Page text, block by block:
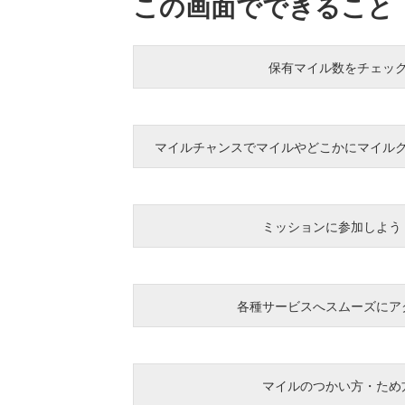
この画面でできること
保有マイル数をチェッ
マイルチャンスでマイルやどこかにマイル
ミッションに参加しよう
各種サービスへスムーズにア
マイルのつかい方・ため